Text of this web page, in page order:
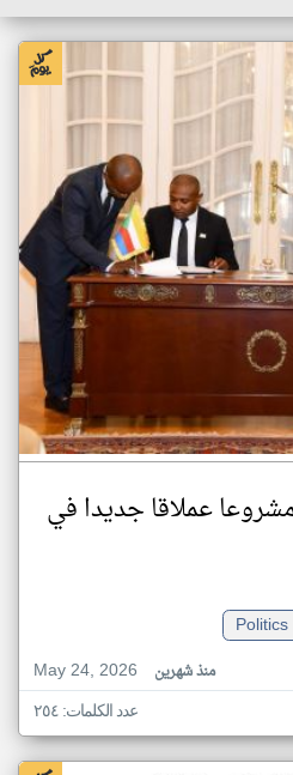
عملاقا جديدا في
Politics
May 24, 2026
منذ شهرين
عدد الكلمات: ٢٥٤